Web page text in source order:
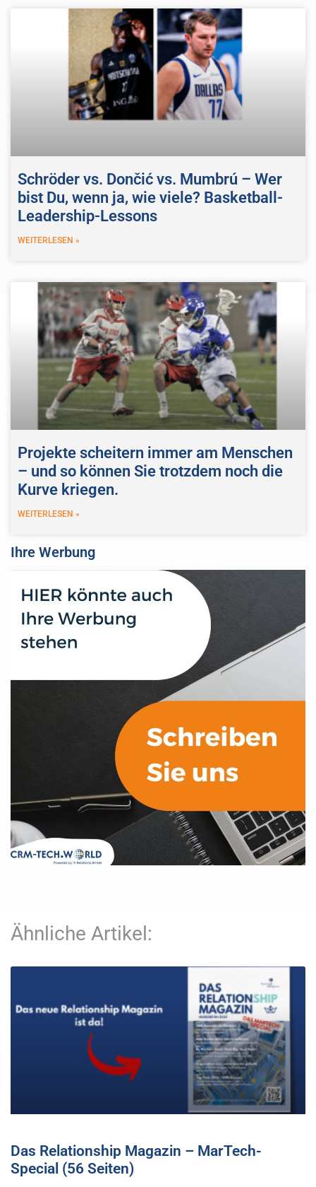
Schröder vs. Dončić vs. Mumbrú – Wer
bist Du, wenn ja, wie viele? Basketball-
Leadership-Lessons
WEITERLESEN »
Projekte scheitern immer am Menschen
– und so können Sie trotzdem noch die
Kurve kriegen.
WEITERLESEN »
Ihre Werbung
Ähnliche Artikel:
Das Relationship Magazin – MarTech-
Special (56 Seiten)